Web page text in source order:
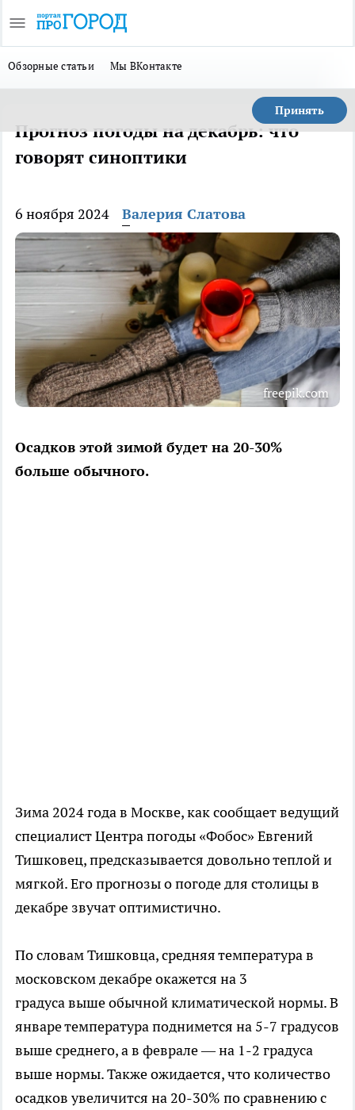
Обзорные статьи Мы ВКонтакте
Принять
Прогноз погоды на декабрь: что
говорят синоптики
6 ноября 2024 Валерия Слатова
freepik.com
Осадков этой зимой будет на 20-30%
больше обычного.
Зима 2024 года в Москве, как сообщает ведущий
специалист Центра погоды «Фобос» Евгений
Тишковец, предсказывается довольно теплой и
мягкой. Его прогнозы о погоде для столицы в
декабре звучат оптимистично.
По словам Тишковца, средняя температура в
московском декабре окажется на 3
градуса выше обычной климатической нормы. В
январе температура поднимется на 5-7 градусов
выше среднего, а в феврале — на 1-2 градуса
выше нормы. Также ожидается, что количество
осадков увеличится на 20-30% по сравнению с